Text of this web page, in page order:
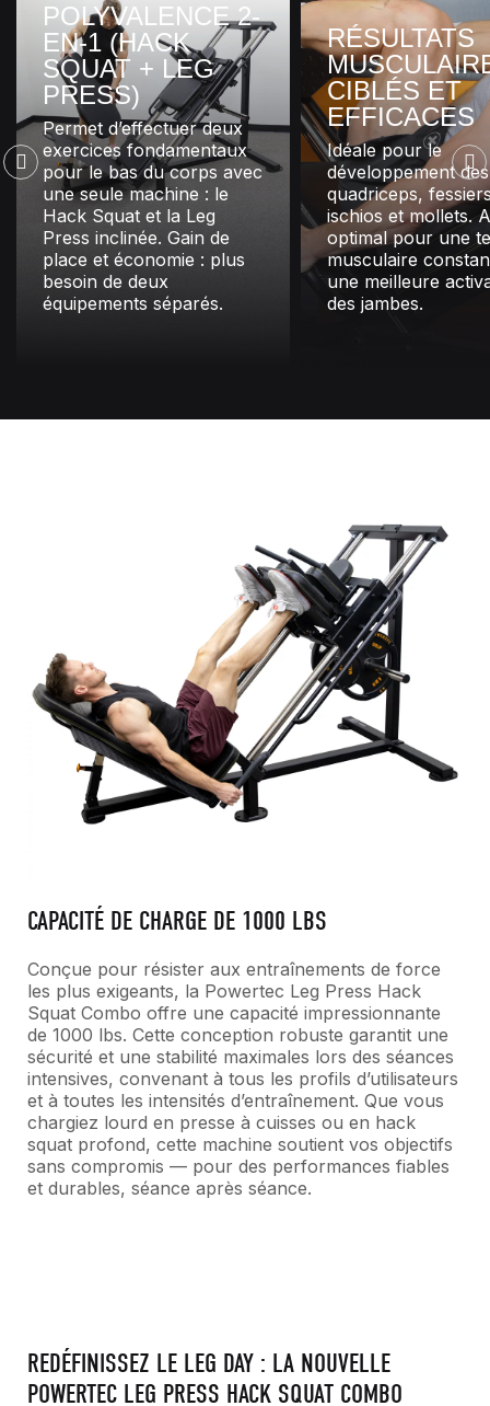
POLYVALENCE 2-
EN-1 (HACK
SQUAT + LEG
PRESS)
Permet d’effectuer deux
exercices fondamentaux
pour le bas du corps avec
une seule machine : le
Hack Squat et la Leg
Press inclinée. Gain de
place et économie : plus
besoin de deux
équipements séparés.
RÉSULTATS
CIBLÉS ET
EFFICACES
Idéale pour le
développement des
quadriceps,
ischios et mollets.
optimal pour une
musculaire
une meilleure
des jambes.
CAPACITÉ DE CHARGE DE 1000 LBS
Conçue pour résister aux entraînements de force
les plus exigeants, la Powertec Leg Press Hack
Squat Combo offre une capacité impressionnante
de 1000 lbs. Cette conception robuste garantit une
sécurité et une stabilité maximales lors des séances
intensives, convenant à tous les profils d’utilisateurs
et à toutes les intensités d’entraînement. Que vous
chargiez lourd en presse à cuisses ou en hack
squat profond, cette machine soutient vos objectifs
sans compromis — pour des performances fiables
et durables, séance après séance.
REDÉFINISSEZ LE LEG DAY : LA NOUVELLE
POWERTEC LEG PRESS HACK SQUAT COMBO